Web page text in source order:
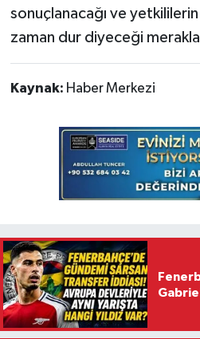
sonuçlanacağı ve
zaman dur diyeceği
Kaynak: Haber Merkezi